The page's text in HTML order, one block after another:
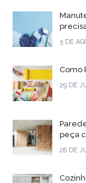
5 DE
Como
29 DE
peça
28 DE